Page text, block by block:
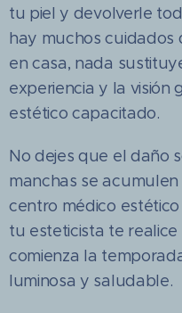
tu piel y devolverle
hay muchos
en casa, nada
experiencia y la visión
estético capacitado.
No dejes que el daño
manchas se
centro médico
tu esteticista te
comienza la
luminosa y saludable.